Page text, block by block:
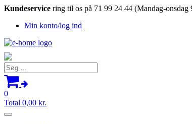
Kundeservice ring til os på 71 99 24 44 (Mandag-
Min konto/log ind
Søg
efter:
0
Total 0,00 kr.